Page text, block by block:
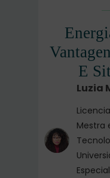
E
Luzia
Mestra